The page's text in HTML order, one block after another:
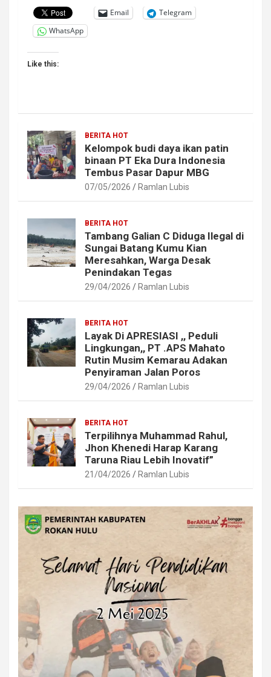
Email
Telegram
WhatsApp
Like this:
BERITA HOT
Kelompok budi daya ikan patin
binaan PT Eka Dura Indonesia
Tembus Pasar Dapur MBG
07/05/2026 Ramlan Lubis
BERITA HOT
Tambang Galian C Diduga Ilegal di
Sungai Batang Kumu Kian
Meresahkan, Warga Desak
Penindakan Tegas
29/04/2026 Ramlan Lubis
BERITA HOT
Layak Di APRESIASI ,, Peduli
Lingkungan,, PT .APS Mahato
Rutin Musim Kemarau Adakan
Penyiraman Jalan Poros
29/04/2026 Ramlan Lubis
BERITA HOT
Terpilihnya Muhammad Rahul,
Jhon Khenedi Harap Karang
Taruna Riau Lebih Inovatif”
21/04/2026 Ramlan Lubis